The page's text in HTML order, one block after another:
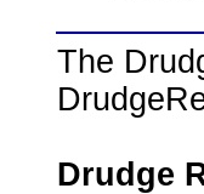
The
Drudge